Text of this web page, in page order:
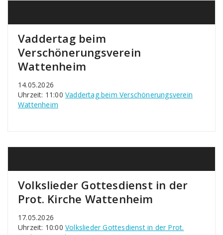
Vaddertag beim
Verschönerungsverein
Wattenheim
14.05.2026
Uhrzeit: 11:00 Vaddertag beim Verschönerungsverein
Wattenheim
Volkslieder Gottesdienst in der
Prot. Kirche Wattenheim
17.05.2026
Uhrzeit: 10:00 Volkslieder Gottesdienst in der Prot.